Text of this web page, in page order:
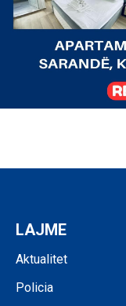
LAJME
Aktualitet
Policia